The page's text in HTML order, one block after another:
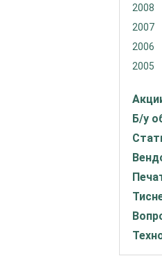
2008
2007
2006
2005
Б/у